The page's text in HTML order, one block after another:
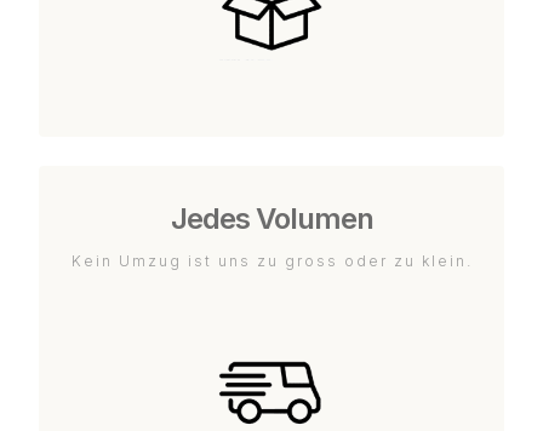
Jedes Volumen
Kein Umzug ist uns zu gross oder zu klein.